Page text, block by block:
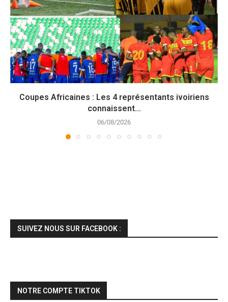
Coupes Africaines : Les 4 représentants ivoiriens
connaissent...
06/08/2026
SUIVEZ NOUS SUR FACEBOOK :
NOTRE COMPTE TIKTOK